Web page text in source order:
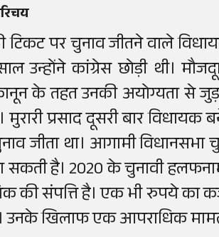
पर चुनाव जीतने वाले
उन्होंने कांग्रेस छोड़ी थी।
के तहत उनकी अयोग्यता से
मुरारी प्रसाद दूसरी बार
जीता था। आगामी विधानसभा
सकती है। 2020 के चुनावी
संपत्ति है। एक भी रुपये का
उनके खिलाफ एक आपराधिक